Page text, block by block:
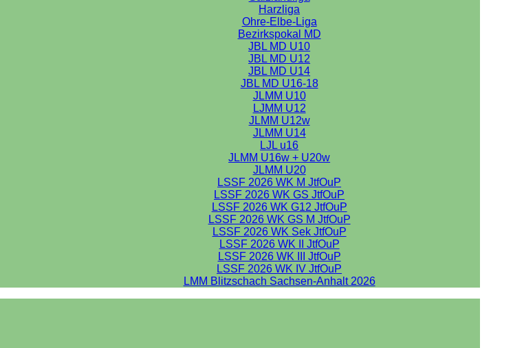
Harzliga
Ohre-Elbe-Liga
Bezirkspokal MD
JBL MD U10
JBL MD U12
JBL MD U14
JBL MD U16-18
JLMM U10
LJMM U12
JLMM U12w
JLMM U14
LJL u16
JLMM U16w + U20w
JLMM U20
LSSF 2026 WK M JtfOuP
LSSF 2026 WK GS JtfOuP
LSSF 2026 WK G12 JtfOuP
LSSF 2026 WK GS M JtfOuP
LSSF 2026 WK Sek JtfOuP
LSSF 2026 WK II JtfOuP
LSSF 2026 WK III JtfOuP
LSSF 2026 WK IV JtfOuP
LMM Blitzschach Sachsen-Anhalt 2026